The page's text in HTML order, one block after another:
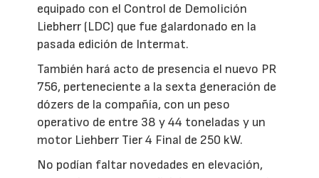
equipado con el Control de Demolición
Liebherr (LDC) que fue galardonado en la
pasada edición de Intermat.
También hará acto de presencia el nuevo PR
756, perteneciente a la sexta generación de
dózers de la compañía, con un peso
operativo de entre 38 y 44 toneladas y un
motor Liehberr Tier 4 Final de 250 kW.
No podían faltar novedades en elevación,